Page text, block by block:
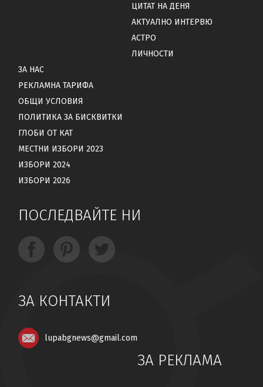
ЦИТАТ НА ДЕНЯ
АКТУАЛНО ИНТЕРВЮ
АСТРО
ЛИЧНОСТИ
ЗА НАС
РЕКЛАМНА ТАРИФА
ОБЩИ УСЛОВИЯ
ПОЛИТИКА ЗА БИСКВИТКИ
ГЛОБИ ОТ КАТ
МЕСТНИ ИЗБОРИ 2023
ИЗБОРИ 2024
ИЗБОРИ 2026
ПОСЛЕДВАЙТЕ НИ
ЗА КОНТАКТИ
lupabgnews@gmail.com
ЗА РЕКЛАМА